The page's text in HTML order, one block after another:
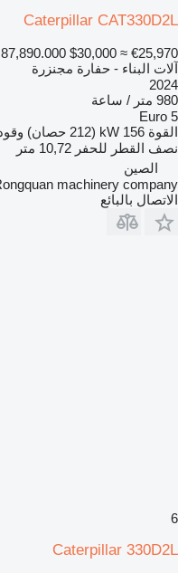
Caterpillar CAT330D2L
$30,000 ≈ €25,970
آلات البناء - حفارة مجنزرة
2024
980 متر / ساعة
Euro 5
القوة 156 kW (212 حصان)
نصف القطر للحفر 10,72 متر
الصين
machinery company
الاتصال بالبائع
6
Caterpillar 330D2L